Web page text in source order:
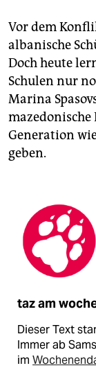
Vor dem
albanische
Doch heute
Schulen nur
Marina
Generation
geben.
taz am
Dieser Text
Immer ab
im